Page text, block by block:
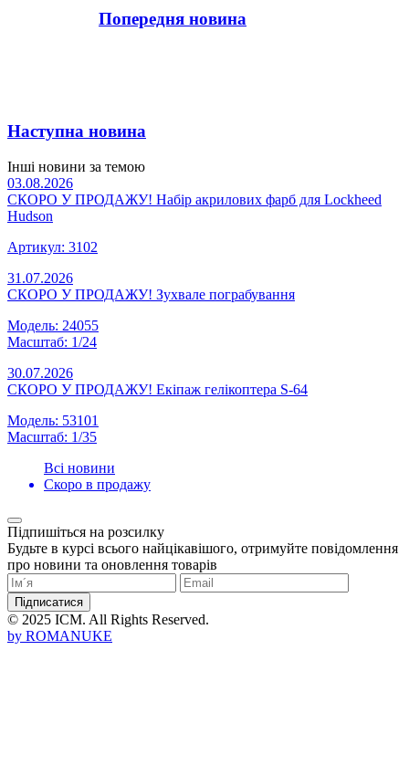
Попередня новина
Наступна новина
Інші новини за темою
03.08.2026
СКОРО У ПРОДАЖУ! Набір акрилових фарб для Lockheed
Hudson
Артикул: 3102
31.07.2026
СКОРО У ПРОДАЖУ! Зухвале пограбування
Модель: 24055
Масштаб: 1/24
30.07.2026
СКОРО У ПРОДАЖУ! Екіпаж гелікоптера S-64
Модель: 53101
Масштаб: 1/35
Всі новини
Скоро в продажу
Підпишіться на розсилку
Будьте в курсі всього найцікавішого, отримуйте повідомлення
про новини та оновлення товарів
Підписатися
© 2025 ICM. All Rights Reserved.
by ROMANUKE